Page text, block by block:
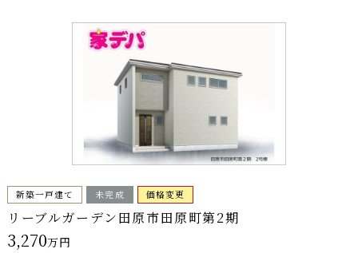
新築一戸建て 未完成 価格変更
リーブルガーデン田原市田原町第2期
3,270万円